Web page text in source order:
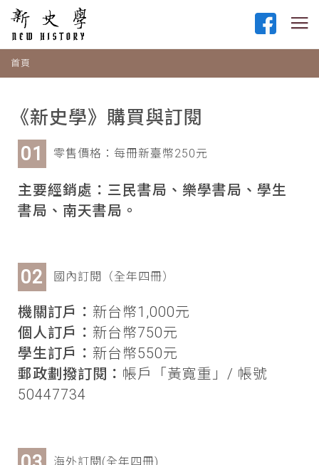
首頁
《新史學》購買與訂閱
零售價格：每冊新臺幣250元
主要經銷處：三民書局、樂學書局、學生
書局、南天書局。
國內訂閱（全年四冊）
機關訂戶： 新台幣1,000元
個人訂戶： 新台幣750元
學生訂戶： 新台幣550元
郵政劃撥訂閱： 帳戶「黃寬重」/ 帳號
50447734
海外訂閱(全年四冊)